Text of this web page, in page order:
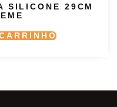
SILICONE 29CM